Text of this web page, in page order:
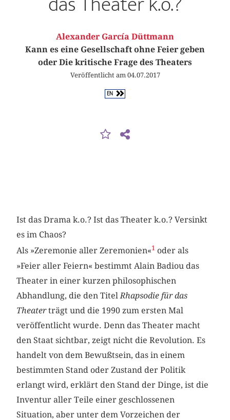
Alexander García Düttmann
Kann es eine Gesellschaft ohne Feier geben
oder Die kritische Frage des Theaters
Veröffentlicht am 04.07.2017
EN
Ist das Drama k.o.? Ist das Theater k.o.? Versinkt
es im Chaos?
Als »Zeremonie aller Zeremonien«1 oder als
»Feier aller Feiern« bestimmt Alain Badiou das
Theater in einer kurzen philosophischen
Abhandlung, die den Titel Rhapsodie für das
Theaterträgt und die 1990 zum ersten Mal
veröffentlicht wurde. Denn das Theater macht
den Staat sichtbar, zeigt nicht die Revolution. Es
handelt von dem Bewußtsein, das in einem
bestimmten Stand oder Zustand der Politik
erlangt wird, erklärt den Stand der Dinge, ist die
Inventur aller Teile einer geschlossenen
Situation, aber unter dem Vorzeichen der